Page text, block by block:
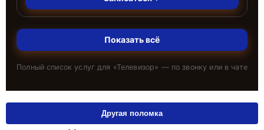
Показать всё
Полный список услуг для «Телевизор» — по звонку или в чате
Другая поломка